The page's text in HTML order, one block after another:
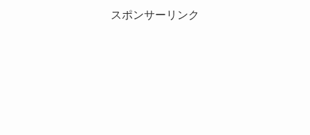
スポンサーリンク